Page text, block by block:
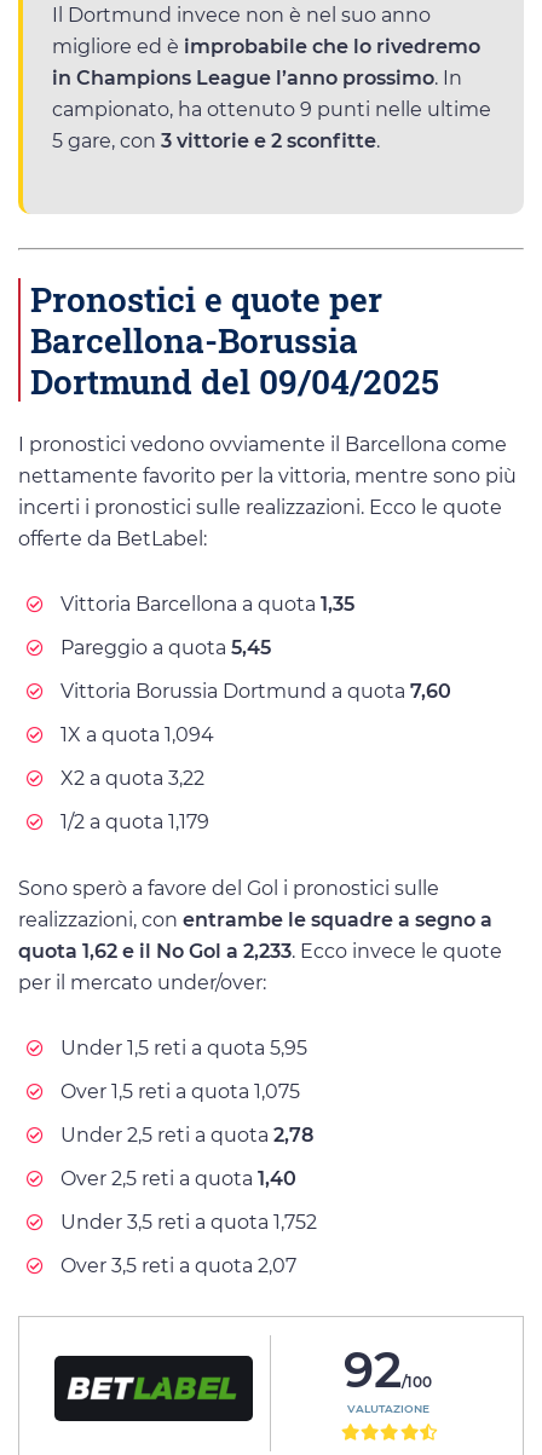
Il Dortmund invece non è nel suo anno
migliore ed è improbabile che lo rivedremo
in Champions League l’anno prossimo. In
campionato, ha ottenuto 9 punti nelle ultime
5 gare, con 3 vittorie e 2 sconfitte.
Pronostici e quote per
Barcellona-Borussia
Dortmund del 09/04/2025
I pronostici vedono ovviamente il Barcellona come
nettamente favorito per la vittoria, mentre sono più
incerti i pronostici sulle realizzazioni. Ecco le quote
offerte da BetLabel:
Vittoria Barcellona a quota 1,35
Pareggio a quota 5,45
Vittoria Borussia Dortmund a quota 7,60
1X a quota 1,094
X2 a quota 3,22
1/2 a quota 1,179
Sono sperò a favore del Gol i pronostici sulle
realizzazioni, con entrambe le squadre a segno a
quota 1,62 e il No Gol a 2,233. Ecco invece le quote
per il mercato under/over:
Under 1,5 reti a quota 5,95
Over 1,5 reti a quota 1,075
Under 2,5 reti a quota 2,78
Over 2,5 reti a quota 1,40
Under 3,5 reti a quota 1,752
Over 3,5 reti a quota 2,07
92/100
VALUTAZIONE